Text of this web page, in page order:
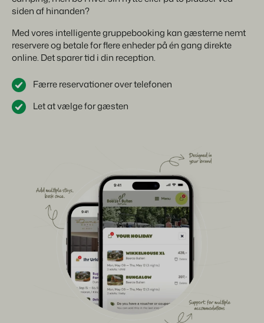
siden af hinanden?
Med vores intelligente gruppebooking kan gæsterne nemt
reservere og betale for flere enheder på én gang direkte
online. Det sparer tid i din reception.
Færre reservationer over telefonen
Let at vælge for gæsten